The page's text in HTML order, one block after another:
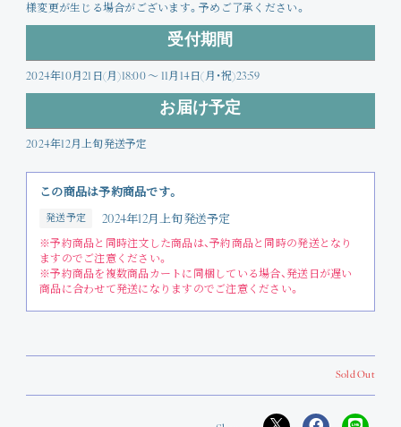
様変更が生じる場合がございます。予めご了承ください。
受付期間
2024年10月21日(月)18:00 ～ 11月14日(月・祝)23:59
お届け予定
2024年12月上旬発送予定
この商品は予約商品です。
発送予定 2024年12月上旬発送予定
※予約商品と同時注文した商品は、予約商品と同時の発送となり
ますのでご注意ください。
※予約商品を複数商品カートに同梱している場合、発送日が遅い
商品に合わせて発送になりますのでご注意ください。
Sold Out